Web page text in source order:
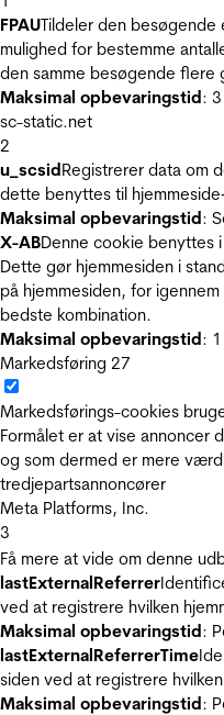
FPAUTildeler den besøgende
mulighed for bestemme
den samme besøgende flere
Maksimal opbevaringstid:
sc-static.net
2
u_scsidRegistrerer data om
dette benyttes til
Maksimal opbevaringstid:
X-ABDenne cookie benyttes
Dette gør hjemmesiden i
på hjemmesiden, for
bedste kombination.
Maksimal opbevaringstid:
Markedsføring 27
Markedsførings-cookies
Formålet er at vise annoncer
og som dermed er mere
tredjepartsannoncører
Meta Platforms, Inc.
3
Få mere at vide om denne
lastExternalReferrer
ved at registrere hvilken
Maksimal opbevaringstid:
lastExternalReferrerTime
siden ved at registrere
Maksimal opbevaringstid: